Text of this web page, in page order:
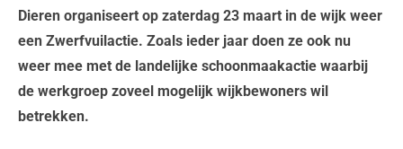
Dieren organiseert op zaterdag 23 maart in de wijk weer
een Zwerfvuilactie. Zoals ieder jaar doen ze ook nu
weer mee met de landelijke schoonmaakactie waarbij
de werkgroep zoveel mogelijk wijkbewoners wil
betrekken.